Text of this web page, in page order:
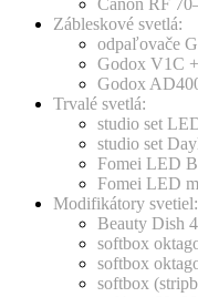
Canon RF
Zábleskové svetlá:
odpaľovače
Godox V1C
Godox
Trvalé svetlá:
studio set
studio set
Fomei LED
Fomei LED
Modifikátory svetiel:
Beauty Dish
softbox
softbox
softbox